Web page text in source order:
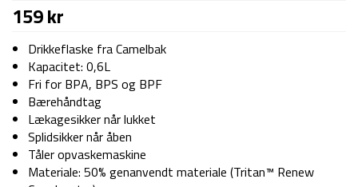
159kr
Drikkeflaske fra Camelbak
Kapacitet: 0,6L
Fri for BPA, BPS og BPF
Bærehåndtag
Lækagesikker når lukket
Splidsikker når åben
Tåler opvaskemaskine
Materiale: 50% genanvendt materiale (Tritan™ Renew